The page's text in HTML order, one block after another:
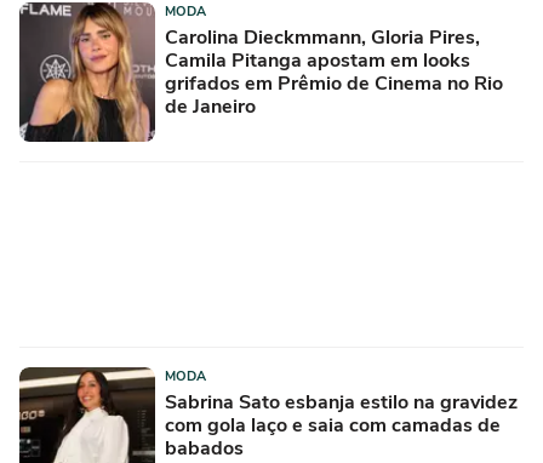
MODA
Carolina Dieckmmann, Gloria Pires,
Camila Pitanga apostam em looks
grifados em Prêmio de Cinema no Rio
de Janeiro
MODA
Sabrina Sato esbanja estilo na gravidez
com gola laço e saia com camadas de
babados